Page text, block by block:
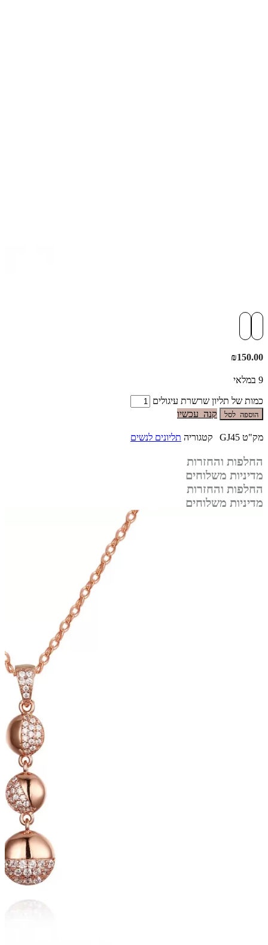
₪150.00
9 במלאי
כמות של תליון שרשרת עיגולים
הוספה לסל קנה עכשיו
מק"ט GJ45 קטגוריה תליונים לנשים
החלפות והחזרות
מדיניות משלוחים
החלפות והחזרות
מדיניות משלוחים